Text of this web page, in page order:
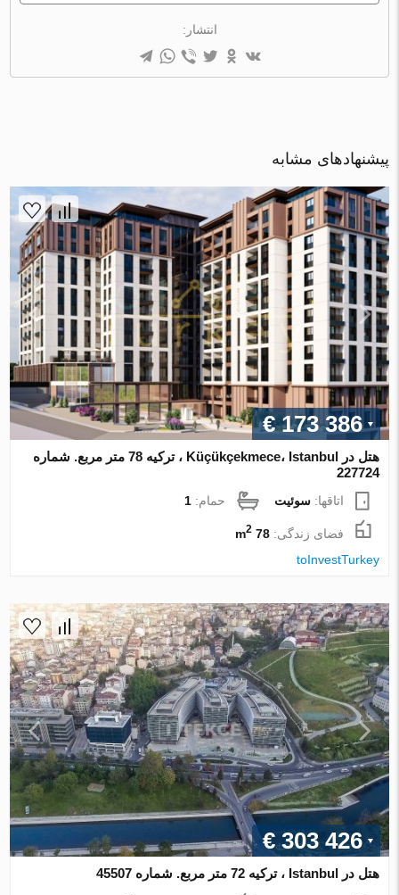
انتشار:
پیشنهادهای مشابه
€ 173 386
هتل در Küçükçekmece، Istanbul ، ترکیه 78 متر مربع. شماره
227724
اتاقها:سوئیت حمام:1
فضای زندگی:78 m
2
toInvestTurkey
€ 303 426
هتل در Istanbul ، ترکیه 72 متر مربع. شماره 45507